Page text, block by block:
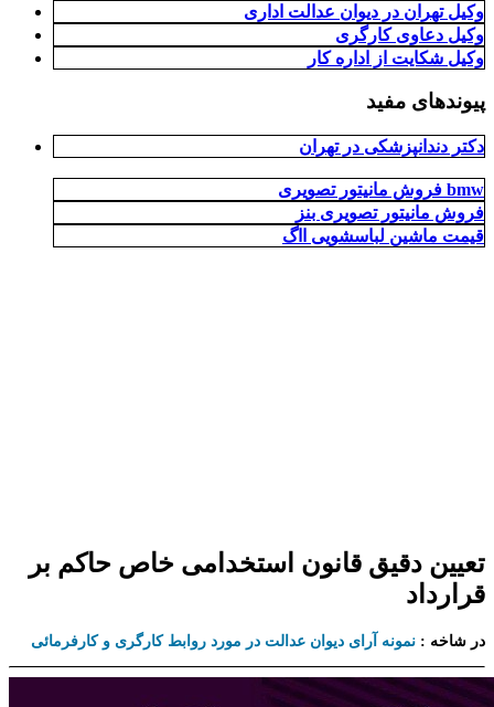
وکیل تهران در دیوان عدالت اداری
وکیل دعاوی کارگری
وکیل شکایت از اداره کار
پیوندهای مفید
دکتر دندانپزشکی در تهران
فروش مانیتور تصویری bmw
فروش مانیتور تصویری بنز
قیمت ماشین لباسشویی ااگ
تعیین دقیق قانون استخدامی خاص حاکم بر
قرارداد
در شاخه : نمونه آرای دیوان عدالت در مورد روابط کارگری و کارفرمائی